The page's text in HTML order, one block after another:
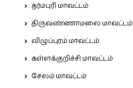
தர்மபுரி மாவட்டம்
திருவண்ணாமலை மாவட்டம்
விழுப்புரம் மாவட்டம்
கள்ளக்குறிச்சி மாவட்டம்
சேலம் மாவட்டம்